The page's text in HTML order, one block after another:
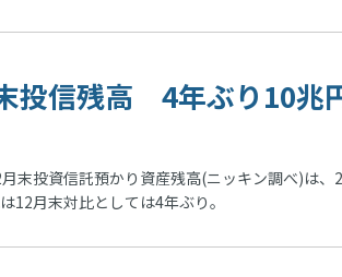
投信残高 4年ぶり10兆
末投資信託預かり資産残高(ニッキン調べ)は、
12月末対比としては4年ぶり。